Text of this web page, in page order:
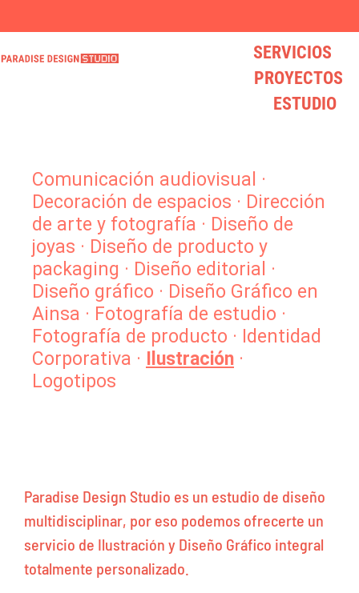
* VISITA NUESTRO LOVELY STORE * mucho diseño y mucho LOVE
¿BUSCAS UN DISEÑADOR? hola@paradisedesign.es
* VISITA NUESTRO LOVELY STORE * mucho diseño y mucho LOVE
¿BUSCAS UN DISEÑADOR? hola@paradisedesign.es
* VISITA NUESTRO LOVELY STORE * mucho diseño y mucho LOVE
¿BUSCAS UN DISEÑADOR? hola@paradisedesign.es
SERVICIOS
PROYECTOS
ESTUDIO
Comunicación audiovisual ·
Decoración de espacios · Dirección
de arte y fotografía · Diseño de
joyas · Diseño de producto y
packaging · Diseño editorial ·
Diseño gráfico · Diseño Gráfico en
Ainsa · Fotografía de estudio ·
Fotografía de producto · Identidad
Corporativa · Ilustración ·
Logotipos
Paradise Design Studio es un estudio de diseño
multidisciplinar, por eso podemos ofrecerte un
servicio de Ilustración y Diseño Gráfico integral
totalmente personalizado.